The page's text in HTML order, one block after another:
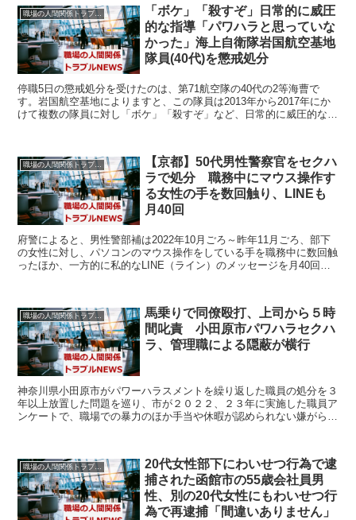
職場の人間関係トラブルニュース
「ボケ」「殺すぞ」日常的に威圧
的な指導「パワハラと思っていな
かった」海上自衛隊岩国航空基地
隊員(40代)を懲戒処分
停職5日の懲戒処分を受けたのは、第71航空隊の40代の2等海曹で
す。岩国航空基地によりますと、この隊員は2013年から2017年にか
けて複数の隊員に対し「ボケ」「殺すぞ」など、日常的に威圧的な指
職場の人間関係トラブルニュース
【京都】50代男性警察官をセクハ
ラで処分 職務中にマウス操作す
る女性の手を数回触り、LINEも
月40回
府警によると、男性警部補は2022年10月ごろ～昨年11月ごろ、部下
の女性に対し、パソコンのマウス操作をしている手を職務中に数回触
ったほか、一方的に私的なLINE（ライン）のメッセージを月40回程
職場の人間関係トラブルニュース
馬乗りで同僚殴打、上司から５時
間叱責 小田原市パワハラセクハ
ラ、管理職による隠蔽が横行
神奈川県小田原市がパワーハラスメントを繰り返した職員の処分を３
年以上放置した問題を巡り、市が２０２２、２３年に実施した職員ア
ンケートで、職場での暴力のほか手当や休暇が認められない嫌がらせ
職場の人間関係トラブルニュース
20代女性部下にわいせつ行為で逮
捕された函館市の55歳会社員男
性、別の20代女性にもわいせつ行
為で再逮捕「間違いありません」